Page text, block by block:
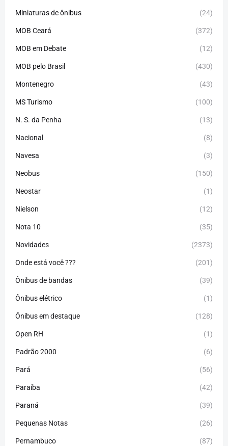
Miniaturas de ônibus (24)
MOB Ceará (372)
MOB em Debate (12)
MOB pelo Brasil (430)
Montenegro (43)
MS Turismo (100)
N. S. da Penha (13)
Nacional (8)
Navesa (3)
Neobus (150)
Neostar (1)
Nielson (12)
Nota 10 (35)
Novidades (2373)
Onde está você ??? (201)
Ônibus de bandas (39)
Ônibus elétrico (1)
Ônibus em destaque (128)
Open RH (1)
Padrão 2000 (6)
Pará (56)
Paraíba (42)
Paraná (39)
Pequenas Notas (26)
Pernambuco (87)